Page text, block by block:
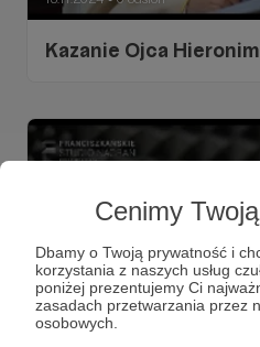
Cenimy
Dbamy o Twoją prywatność i
korzystania z naszych usług
poniżej prezentujemy Ci
zasadach przetwarzania przez
osobowych.
Kazanie Ojca